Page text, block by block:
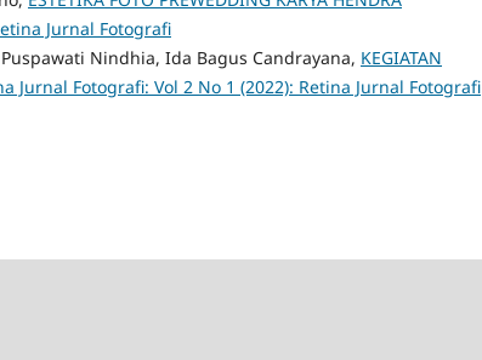
Jurnal Fotografi
Nindhia, Ida Bagus Candrayana, KEGIATAN
Jurnal Fotografi: Vol 2 No 1 (2022): Retina Jurnal Fotografi